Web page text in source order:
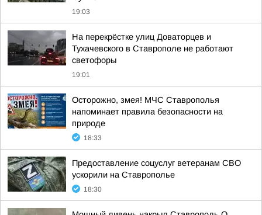
19:03
На перекрёстке улиц Доваторцев и
Тухачевского в Ставрополе не работают
светофоры
19:01
Осторожно, змея! МЧС Ставрополья
напоминает правила безопасности на
природе
18:33
Предоставление соцуслуг ветеранам СВО
ускорили на Ставрополье
18:30